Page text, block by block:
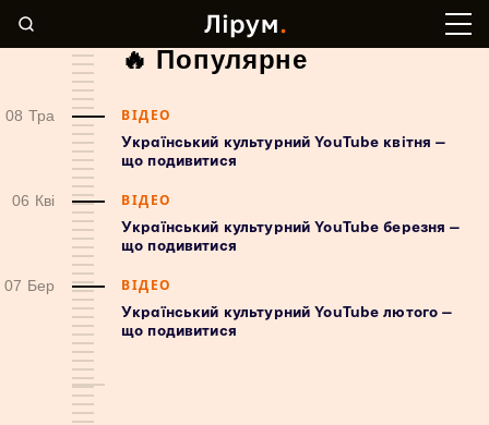
🔥 Популярне
08 Тра ВІДЕО
Український культурний YouTube квітня —
що подивитися
06 Кві ВІДЕО
Український культурний YouTube березня —
що подивитися
07 Бер ВІДЕО
Український культурний YouTube лютого —
що подивитися